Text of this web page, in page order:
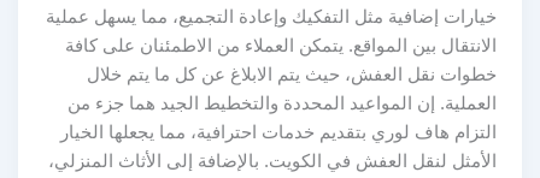
خيارات إضافية مثل التفكيك وإعادة التجميع، مما يسهل عملية
الانتقال بين المواقع. يتمكن العملاء من الاطمئنان على كافة
خطوات نقل العفش، حيث يتم الابلاغ عن كل ما يتم خلال
العملية. إن المواعيد المحددة والتخطيط الجيد هما جزء من
التزام هاف لوري بتقديم خدمات احترافية، مما يجعلها الخيار
الأمثل لنقل العفش في الكويت. بالإضافة إلى الأثاث المنزلي،